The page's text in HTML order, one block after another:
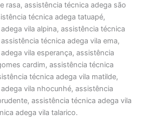
rasa, assistência técnica adega são
técnica adega tatuapé,
vila alpina, assistência técnica
técnica adega vila ema,
vila esperança, assistência
cardim, assistência técnica
técnica adega vila matilde,
vila nhocunhé, assistência
assistência técnica adega vila
adega vila talarico.